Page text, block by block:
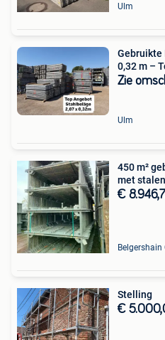
Ulm
Gebruikte
0,32 m –
Zie
Ulm
450 m²
met
€
Belgershain
Stelling
€